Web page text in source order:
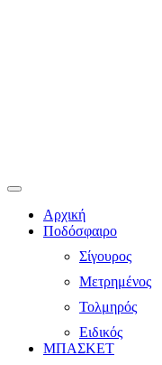
Αρχική
Ποδόσφαιρο
Σίγουρος
Μετρημένος
Τολμηρός
Ειδικός
ΜΠΑΣΚΕΤ